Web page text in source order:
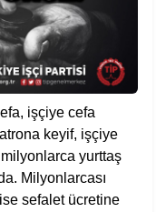
işçiye cefa
keyif, işçiye
yurttaş
Milyonlarcası
ise sefalet ücretine